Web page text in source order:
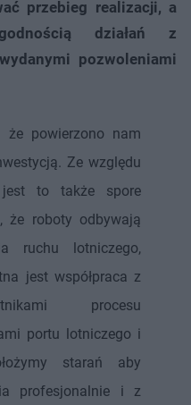
przebieg realizacji, a
działań z
pozwoleniami
że powierzono nam
Ze względu
to także spore
że roboty odbywają
ruchu lotniczego,
jest współpraca z
procesu
portu lotniczego i
starań aby
profesjonalnie i z